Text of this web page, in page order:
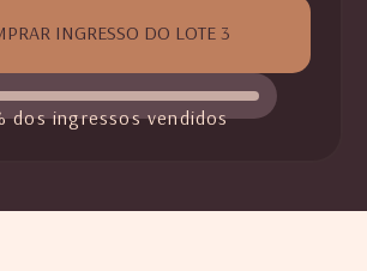
INGRESSO DO LOTE 3
dos ingressos vendidos